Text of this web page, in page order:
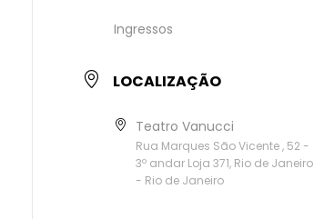
Ingressos
LOCALIZAÇÃO
Teatro Vanucci
Rua Marques São Vicente , 52 -
3º andar Loja 371, Rio de Janeiro
- Rio de Janeiro